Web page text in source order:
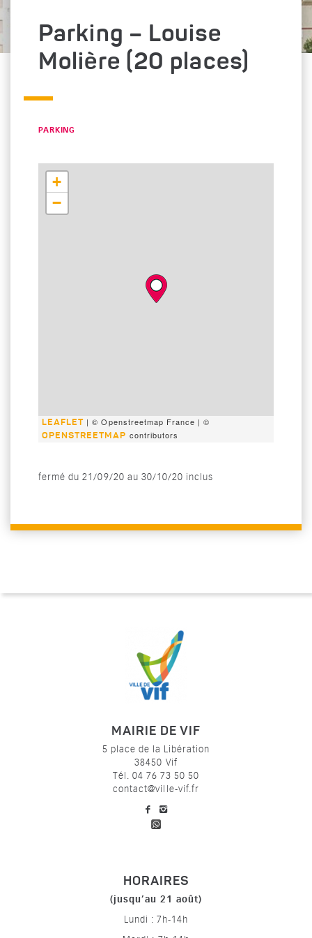
Parking – Louise
Molière (20 places)
CATÉGORIE : "
PARKING
+
−
LEAFLET | © Openstreetmap France | ©
OPENSTREETMAP contributors
fermé du 21/09/20 au 30/10/20 inclus
MAIRIE DE VIF
5 place de la Libération
38450 Vif
Tél. 04 76 73 50 50
contact@ville-vif.fr
voir notre page facebook
HORAIRES
(jusqu’au 21 août)
Lundi : 7h-14h